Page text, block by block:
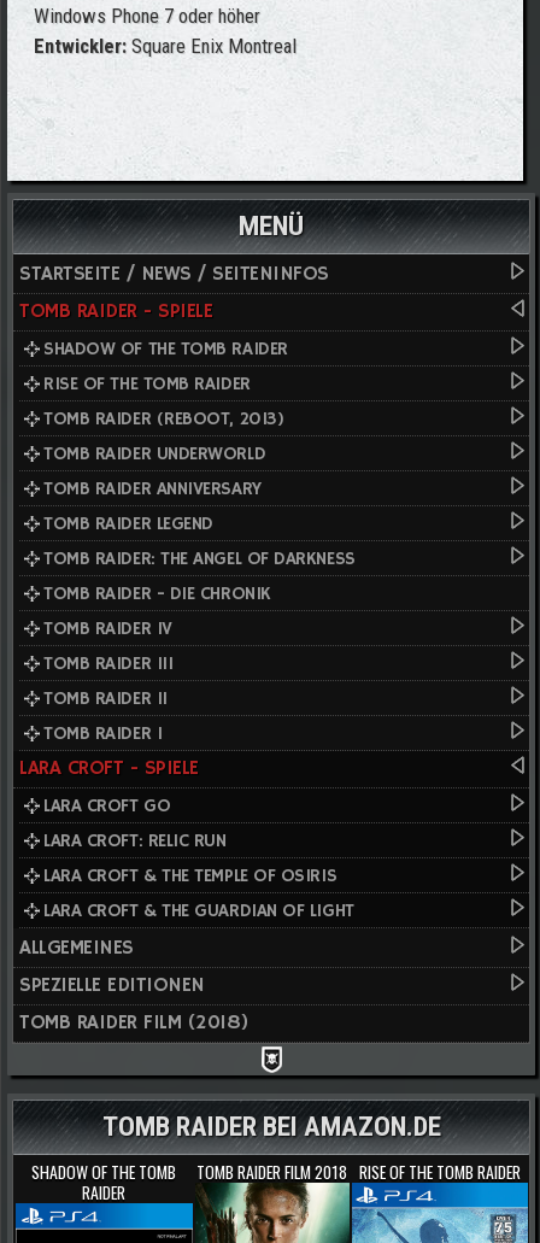
Windows Phone 7 oder höher
Entwickler: Square Enix Montreal
MENÜ
STARTSEITE / NEWS / SEITENINFOS
TOMB RAIDER - SPIELE
SHADOW OF THE TOMB RAIDER
RISE OF THE TOMB RAIDER
TOMB RAIDER (REBOOT, 2013)
TOMB RAIDER UNDERWORLD
TOMB RAIDER ANNIVERSARY
TOMB RAIDER LEGEND
TOMB RAIDER: THE ANGEL OF DARKNESS
TOMB RAIDER - DIE CHRONIK
TOMB RAIDER IV
TOMB RAIDER III
TOMB RAIDER II
TOMB RAIDER I
LARA CROFT - SPIELE
LARA CROFT GO
LARA CROFT: RELIC RUN
LARA CROFT & THE TEMPLE OF OSIRIS
LARA CROFT & THE GUARDIAN OF LIGHT
ALLGEMEINES
SPEZIELLE EDITIONEN
TOMB RAIDER FILM (2018)
TOMB RAIDER BEI AMAZON.DE
SHADOW OF THE TOMB
RAIDER
TOMB RAIDER FILM 2018 RISE OF THE TOMB RAIDER